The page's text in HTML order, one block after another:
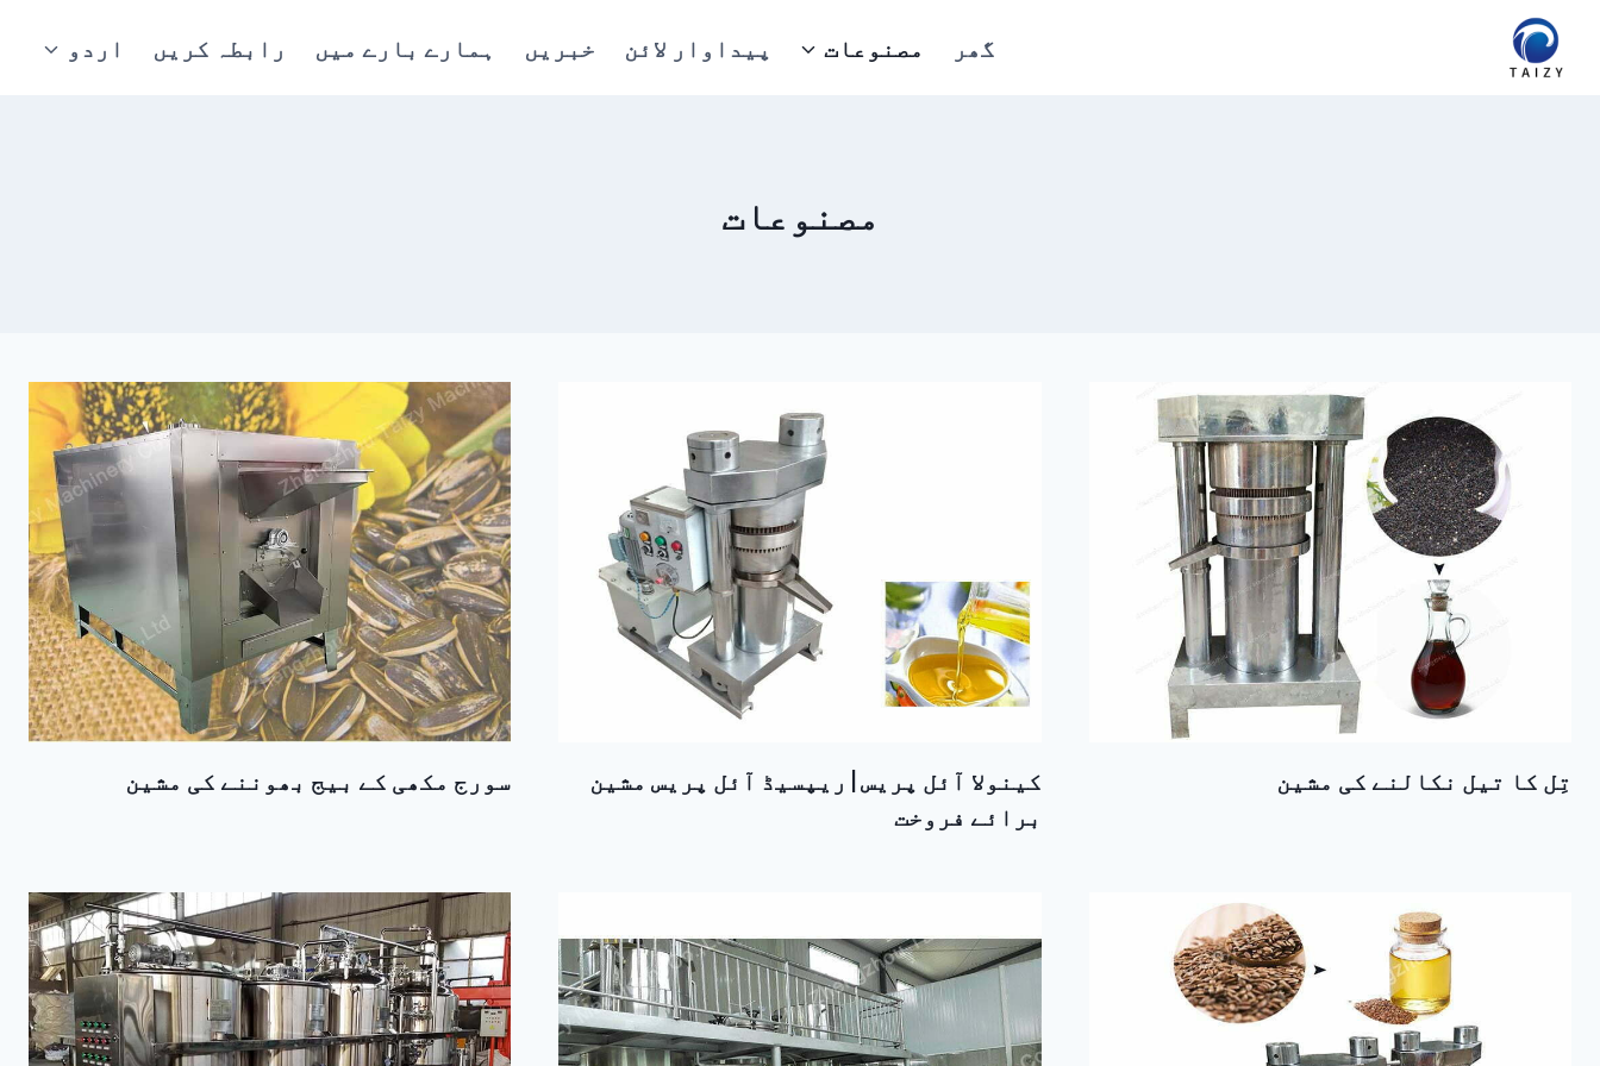
content
گھر مصنوعات پیداوار لائن خبریں ہمارے بارے میں رابطہ کریں اردو
مصنوعات
تِل کا تیل نکالنے کی مشین
کینولا آئل پریس | ریپسیڈ آئل پریس مشین
برائے فروخت
سورج مکھی کے بیج بھوننے کی مشین